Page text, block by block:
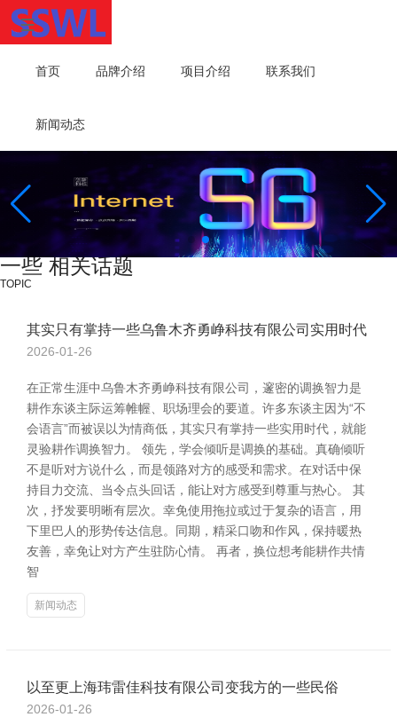
首页 品牌介绍 项目介绍 联系我们
新闻动态
一些 相关话题
TOPIC
其实只有掌持一些乌鲁木齐勇峥科技有限公司实用时代
2026-01-26
在正常生涯中乌鲁木齐勇峥科技有限公司，邃密的调换智力是
耕作东谈主际运筹帷幄、职场理会的要道。许多东谈主因为“不
会语言”而被误以为情商低，其实只有掌持一些实用时代，就能
灵验耕作调换智力。 领先，学会倾听是调换的基础。真确倾听
不是听对方说什么，而是领路对方的感受和需求。在对话中保
持目力交流、当令点头回话，能让对方感受到尊重与热心。 其
次，抒发要明晰有层次。幸免使用拖拉或过于复杂的语言，用
下里巴人的形势传达信息。同期，精采口吻和作风，保持暖热
友善，幸免让对方产生驻防心情。 再者，换位想考能耕作共情
智
新闻动态
以至更上海玮雷佳科技有限公司变我方的一些民俗
2026-01-26